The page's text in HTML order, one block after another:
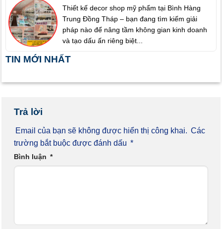
Thiết kế decor shop mỹ phẩm tại Bình Hàng
Trung Đồng Tháp – bạn đang tìm kiếm giải
pháp nào để nâng tầm không gian kinh doanh
và tạo dấu ấn riêng biệt...
TIN MỚI NHẤT
Trả lời
Email của bạn sẽ không được hiển thị công khai. Các
trường bắt buộc được đánh dấu *
Bình luận *